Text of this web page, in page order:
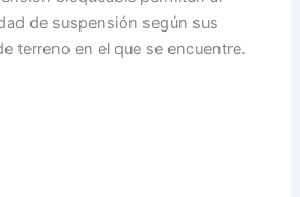
de suspensión según sus
terreno en el que se encuentre.